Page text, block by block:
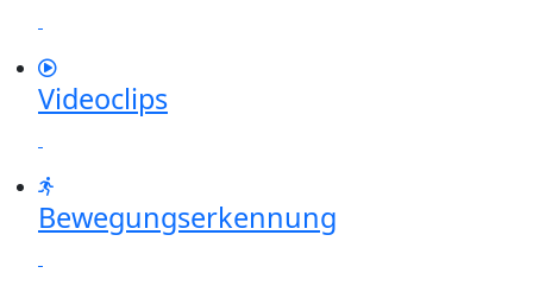
Videoclips
Bewegungserkennung